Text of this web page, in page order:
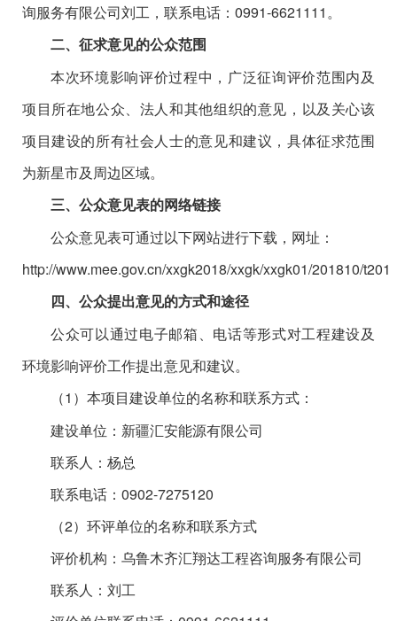
询服务有限公司刘工 ，联系电话： 0991-6621111。
二、征求意见的公众范围
本次环境影响评价过程中，广泛征询评价范围内及
项目所在地公众、法人和其他组织的意见 ，以及 关心该
项目建设的所有社会人士的意见和建议，具体征求范围
为新星市及周边区域。
三、公众意见表的网络链接
公众意见表可通过以下网站进行下载，网址：
http://www.mee.gov.cn/xxgk2018/xxgk/xxgk01/201810/
四、公众提出意见的方式和途径
公众可以通过电子邮箱、 电话等形式对工程建设及
环境影响评价工作提出意见和建议。
（1 ）本项目建设单位的名称和联系方式：
建设单位：新疆汇安能源有限公司
联系人：杨总
联系电话： 0902-7275120
（2）环评单位的名称和联系方式
评价机构 ：乌鲁木齐汇翔达工程咨询服务有限公司
联系人： 刘工